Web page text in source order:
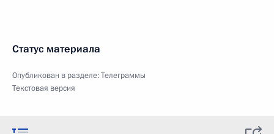
Статус материала
Опубликован в разделе:Телеграммы
Текстовая версия